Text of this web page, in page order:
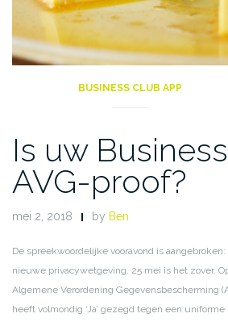
BUSINESS CLUB APP
Is uw
AVG-proof?
mei 2, 2018 by Ben
De spreekwoordelijke vooravond is aangebroken:
nieuwe privacywetgeving. 25 mei is het zover.
Algemene Verordening Gegevensbescherming
heeft volmondig ‘Ja’ gezegd tegen een